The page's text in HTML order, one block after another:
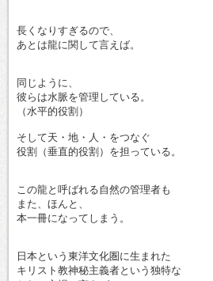
長くなりすぎるので、
あとは龍に関して言えば。
同じように、
彼らは水脈を管理している。
（水平的役割）
そして天・地・人・をつなぐ
役割（垂直的役割）を担っている。
この龍と呼ばれる自然の管理者も
また、ほんと、
本一冊になってしまう。
日本という東洋文化圏に生まれた
キリスト教神秘主義者という独特な